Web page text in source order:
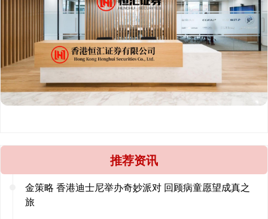
推荐资讯
金策略 香港迪士尼举办奇妙派对 回顾病童愿望成真之
旅